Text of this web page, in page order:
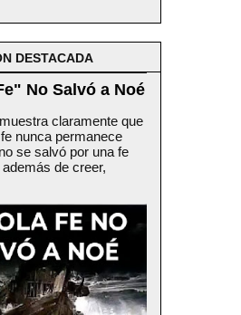
DESTACADA
No Salvó a Noé
claramente que
nunca permanece
se salvó por una fe
de creer,